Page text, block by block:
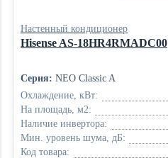
Настенный кондиционер
Hisense AS-18HR4RMADC00
Серия: NEO Classic A
Охлаждение, кВт:
На площадь, м2:
Наличие инвертора:
Мин. уровень шума, дБ:
Код товара: